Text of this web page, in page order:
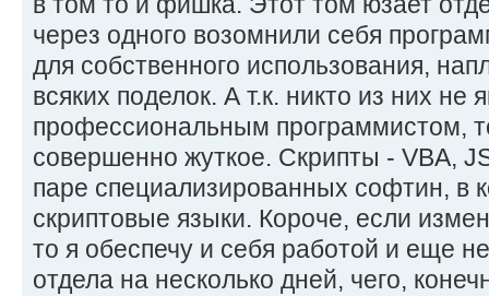
через одного возомнили себя
для собственного использования,
всяких поделок. А т.к. никто из них не
профессиональным программистом,
совершенно жуткое. Скрипты - VBA,
паре специализированных софтин, в
скриптовые языки. Короче, если
то я обеспечу и себя работой и еще
отдела на несколько дней, чего,